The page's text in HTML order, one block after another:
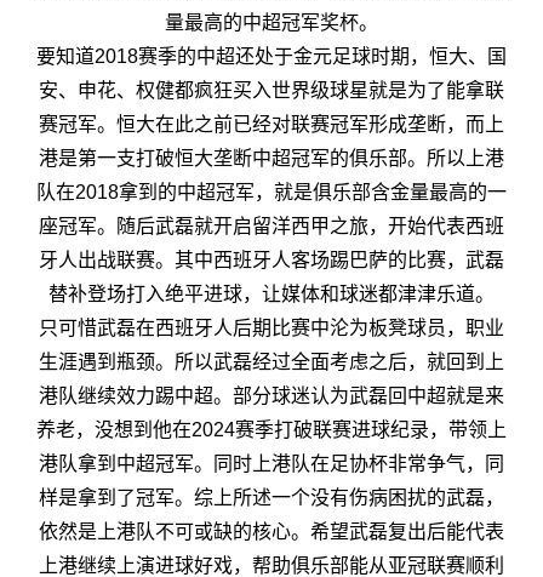
量最高的中超冠军奖杯。
要知道2018赛季的中超还处于金元足球时期，恒大、国
安、申花、权健都疯狂买入世界级球星就是为了能拿联
赛冠军。恒大在此之前已经对联赛冠军形成垄断，而上
港是第一支打破恒大垄断中超冠军的俱乐部。所以上港
队在2018拿到的中超冠军，就是俱乐部含金量最高的一
座冠军。随后武磊就开启留洋西甲之旅，开始代表西班
牙人出战联赛。其中西班牙人客场踢巴萨的比赛，武磊
替补登场打入绝平进球，让媒体和球迷都津津乐道。
只可惜武磊在西班牙人后期比赛中沦为板凳球员，职业
生涯遇到瓶颈。所以武磊经过全面考虑之后，就回到上
港队继续效力踢中超。部分球迷认为武磊回中超就是来
养老，没想到他在2024赛季打破联赛进球纪录，带领上
港队拿到中超冠军。同时上港队在足协杯非常争气，同
样是拿到了冠军。综上所述一个没有伤病困扰的武磊，
依然是上港队不可或缺的核心。希望武磊复出后能代表
上港继续上演进球好戏，帮助俱乐部能从亚冠联赛顺利